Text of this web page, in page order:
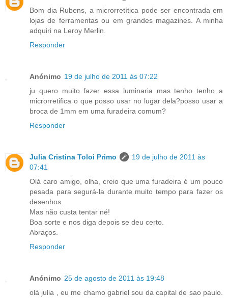
Bom dia Rubens, a microrretítica pode ser encontrada em
lojas de ferramentas ou em grandes magazines. A minha
adquiri na Leroy Merlin.
Responder
Anónimo 19 de julho de 2011 às 07:22
ju quero muito fazer essa luminaria mas tenho tenho a
microrretifica o que posso usar no lugar dela?posso usar a
broca de 1mm em uma furadeira comum?
Responder
Julia Cristina Toloi Primo
19 de julho de 2011 às
07:41
Olá caro amigo, olha, creio que uma furadeira é um pouco
pesada para segurá-la durante muito tempo para fazer os
desenhos.
Mas não custa tentar né!
Boa sorte e nos diga depois se deu certo.
Abraços.
Responder
Anónimo 25 de agosto de 2011 às 19:48
olá julia , eu me chamo gabriel sou da capital de sao paulo.